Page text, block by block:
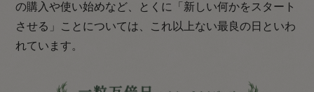
の購入や使い始めなど、とくに「新しい何かをスタート
させる」ことについては、これ以上ない最良の日といわ
れています。